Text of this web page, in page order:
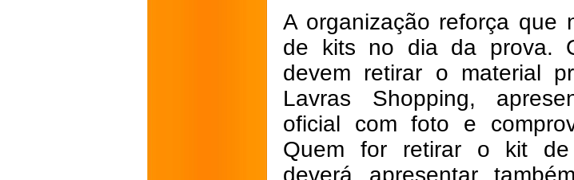
A organização reforça que
de kits no dia da prova.
devem retirar o material
Lavras Shopping,
oficial com foto e
Quem for retirar o kit de
deverá apresentar